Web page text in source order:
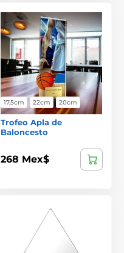
17,5cm 22cm 20cm
Trofeo Apla de
Baloncesto
268 Mex$